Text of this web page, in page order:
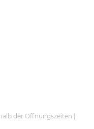
der Öffnungszeiten